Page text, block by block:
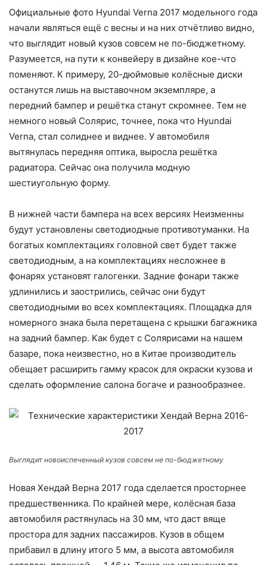
Официальные фото Hyundai Verna 2017 модельного года
начали являться ещё с весны и на них отчётливо видно,
что выглядит новый кузов совсем не по-бюджетному.
Разумеется, на пути к конвейеру в дизайне кое-что
поменяют. К примеру, 20-дюймовые колёсные диски
останутся лишь на выставочном экземпляре, а
передний бампер и решётка станут скромнее. Тем не
немного новый Солярис, точнее, пока что Hyundai
Verna, стал солиднее и виднее. У автомобиля
вытянулась передняя оптика, выросла решётка
радиатора. Сейчас она получила модную
шестиугольную форму.
В нижней части бампера на всех версиях Неизменны
будут установлены светодиодные противотуманки. На
богатых комплектациях головной свет будет также
светодиодным, а на комплектациях несложнее в
фонарях установят галогенки. Задние фонари также
удлинились и заострились, сейчас они будут
светодиодными во всех комплектациях. Площадка для
номерного знака была перетащена с крышки багажника
на задний бампер. Как будет с Солярисами на нашем
базаре, пока неизвестно, но в Китае производитель
обещает расширить гамму красок для окраски кузова и
сделать оформление салона богаче и разнообразнее.
Выглядит новоиспеченный кузов совсем не по-бюджетному
Новая Хендай Верна 2017 года сделается просторнее
предшественника. По крайней мере, колёсная база
автомобиля растянулась на 30 мм, что даст вяще
простора для задних пассажиров. Кузов в общем
прибавил в длину итого 5 мм, а высота автомобиля